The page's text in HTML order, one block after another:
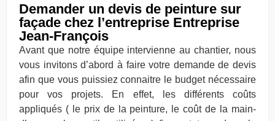
Demander un devis de peinture sur
façade chez l’entreprise Entreprise
Jean-François
Avant que notre équipe intervienne au chantier, nous
vous invitons d’abord à faire votre demande de devis
afin que vous puissiez connaitre le budget nécessaire
pour vos projets. En effet, les différents coûts
appliqués ( le prix de la peinture, le coût de la main-